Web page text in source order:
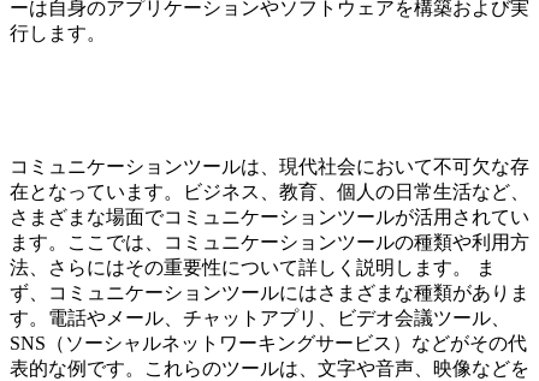
ーは自身のアプリケーションやソフトウェアを構築および実
行します。
コミュニケーションツールは、現代社会において不可欠な存
在となっています。ビジネス、教育、個人の日常生活など、
さまざまな場面でコミュニケーションツールが活用されてい
ます。ここでは、コミュニケーションツールの種類や利用方
法、さらにはその重要性について詳しく説明します。 ま
ず、コミュニケーションツールにはさまざまな種類がありま
す。電話やメール、チャットアプリ、ビデオ会議ツール、
SNS（ソーシャルネットワーキングサービス）などがその代
表的な例です。これらのツールは、文字や音声、映像などを